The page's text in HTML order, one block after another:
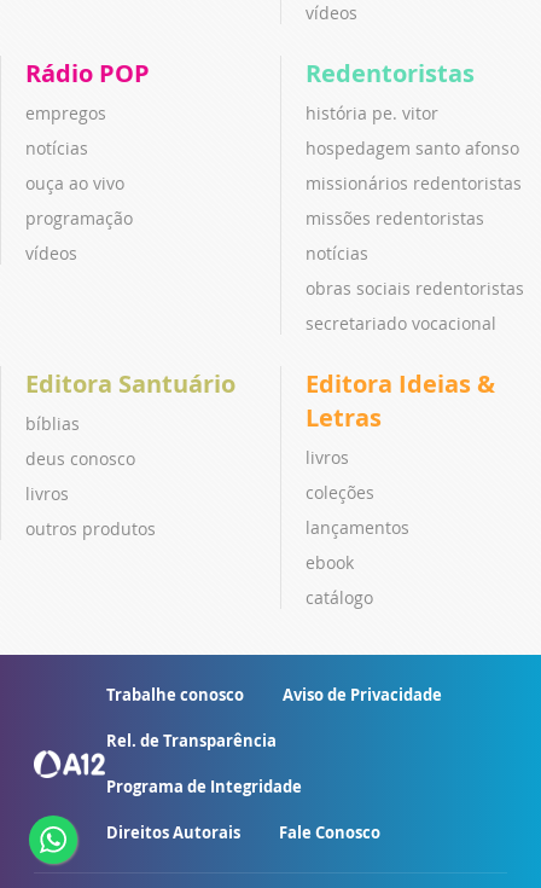
vídeos
Rádio POP
empregos
notícias
ouça ao vivo
programação
vídeos
Redentoristas
história pe. vitor
hospedagem santo afonso
missionários redentoristas
missões redentoristas
notícias
obras sociais redentoristas
secretariado vocacional
Editora Santuário
bíblias
deus conosco
livros
outros produtos
Editora Ideias &
Letras
livros
coleções
lançamentos
ebook
catálogo
Trabalhe conosco Aviso de Privacidade
Rel. de Transparência
Programa de Integridade
Direitos Autorais Fale Conosco